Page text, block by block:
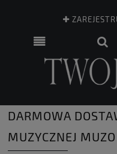
DARMOWA
MUZYCZNEJ MUZO